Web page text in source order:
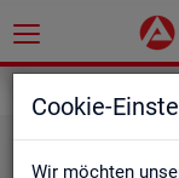
Cookie-
Wir möchten